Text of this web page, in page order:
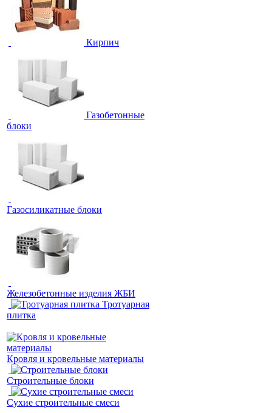
Кирпич
Газобетонные
блоки
Газосиликатные блоки
Железобетонные изделия ЖБИ
Тротуарная
плитка
Кровля и кровельные материалы
Строительные блоки
Сухие строительные смеси